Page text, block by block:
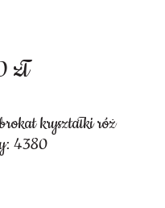
zł
kryształki róż
4380